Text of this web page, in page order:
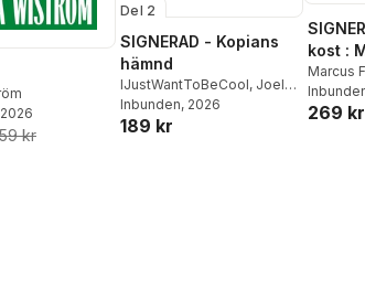
kr
Del 2
SIGNERAD - Kopians
hämnd
IJustWantToBeCool, Joel
Adolphson,Emil Ejdemo
Beer ,Victor Beer
Inbunden, 2026
189 kr
kost :
Marcus
269 kr